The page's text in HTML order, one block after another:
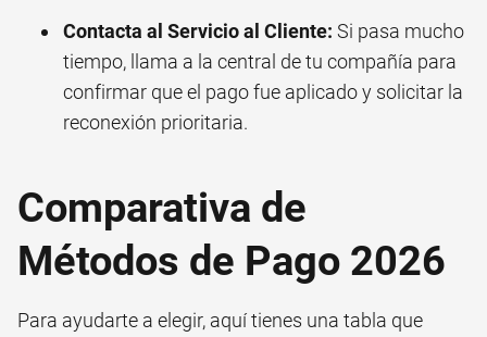
Contacta al Servicio al Cliente: Si pasa mucho
tiempo, llama a la central de tu compañía para
confirmar que el pago fue aplicado y solicitar la
reconexión prioritaria.
Comparativa de
Métodos de Pago 2026
Para ayudarte a elegir, aquí tienes una tabla que